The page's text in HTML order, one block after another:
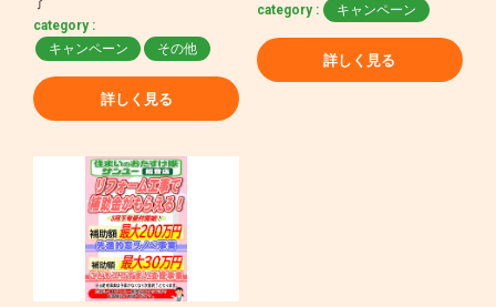
category :
キャンペーン
その他
詳しく見る
category :
キャンペーン
詳しく見る